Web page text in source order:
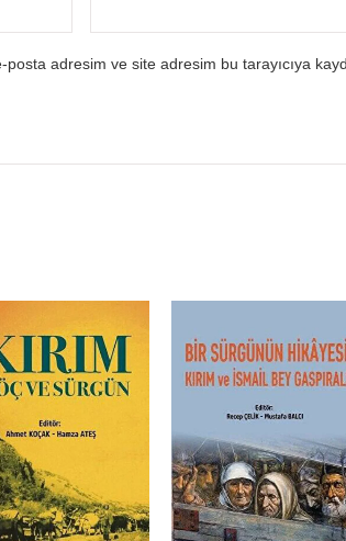
adresim ve site adresim bu tarayıcıya